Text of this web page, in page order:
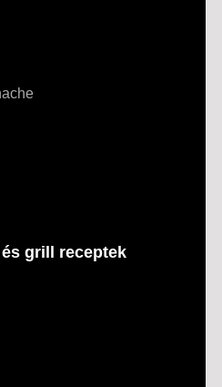
grill receptek